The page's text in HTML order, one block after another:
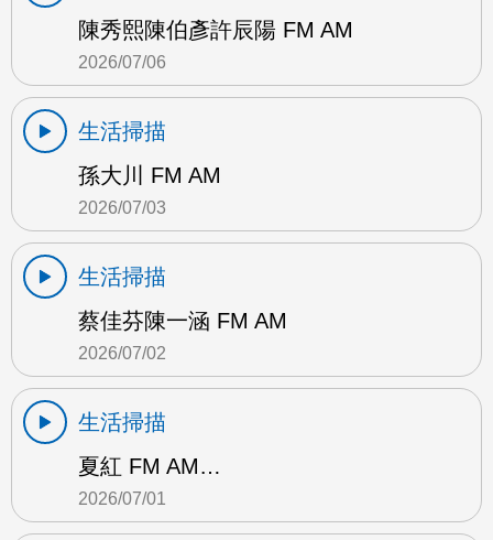
陳秀熙陳伯彥許辰陽 FM AM
2026/07/06
生活掃描
孫大川 FM AM
2026/07/03
生活掃描
蔡佳芬陳一涵 FM AM
2026/07/02
生活掃描
夏紅 FM AM…
2026/07/01